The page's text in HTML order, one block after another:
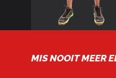
MIS NOOIT MEER